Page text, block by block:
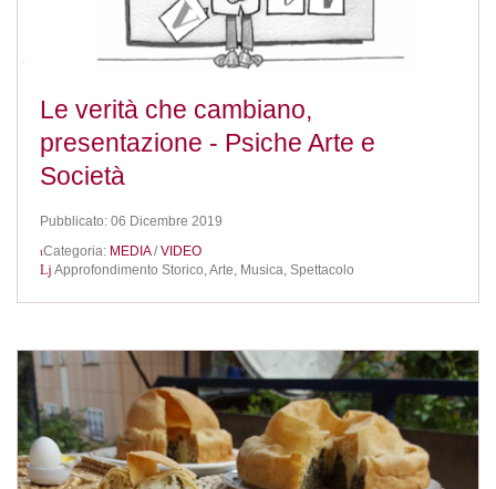
Le verità che cambiano,
presentazione - Psiche Arte e
Società
Pubblicato: 06 Dicembre 2019
Categoria: MEDIA/VIDEO
Approfondimento Storico,Arte, Musica, Spettacolo